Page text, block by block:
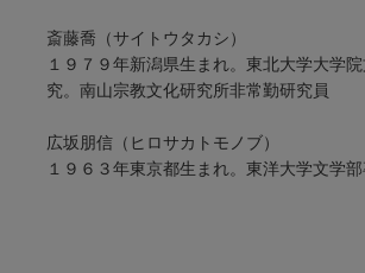
斎藤喬（サイトウタカシ）
１９７９年新潟県生まれ。東北大学大学
究。南山宗教文化研究所非常勤研究員
広坂朋信（ヒロサカトモノブ）
１９６３年東京都生まれ。東洋大学文学